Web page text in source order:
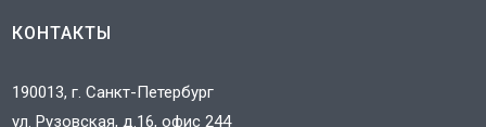
КОНТАКТЫ
190013, г. Санкт-Петербург
ул. Рузовская, д.16, офис 244